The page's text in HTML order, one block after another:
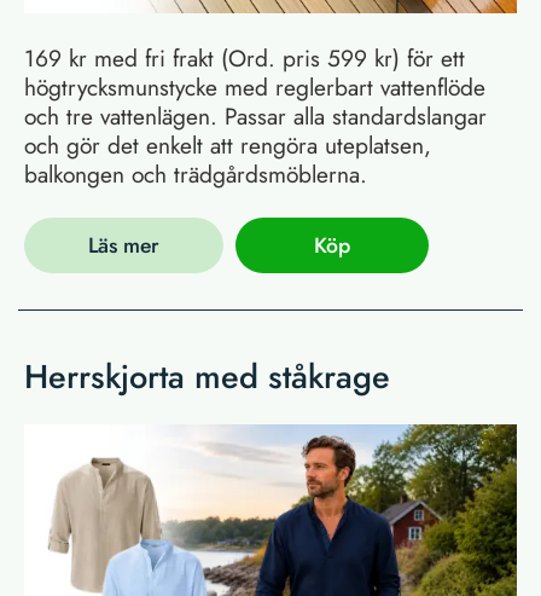
169 kr med fri frakt (Ord. pris 599 kr) för ett
högtrycksmunstycke med reglerbart vattenflöde
och tre vattenlägen. Passar alla standardslangar
och gör det enkelt att rengöra uteplatsen,
balkongen och trädgårdsmöblerna.
Läs mer Köp
Herrskjorta med ståkrage